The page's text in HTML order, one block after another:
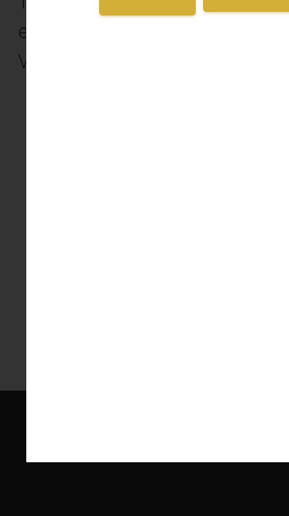
ebenfalls selbstverursachte
Vandalismusschäden ab.